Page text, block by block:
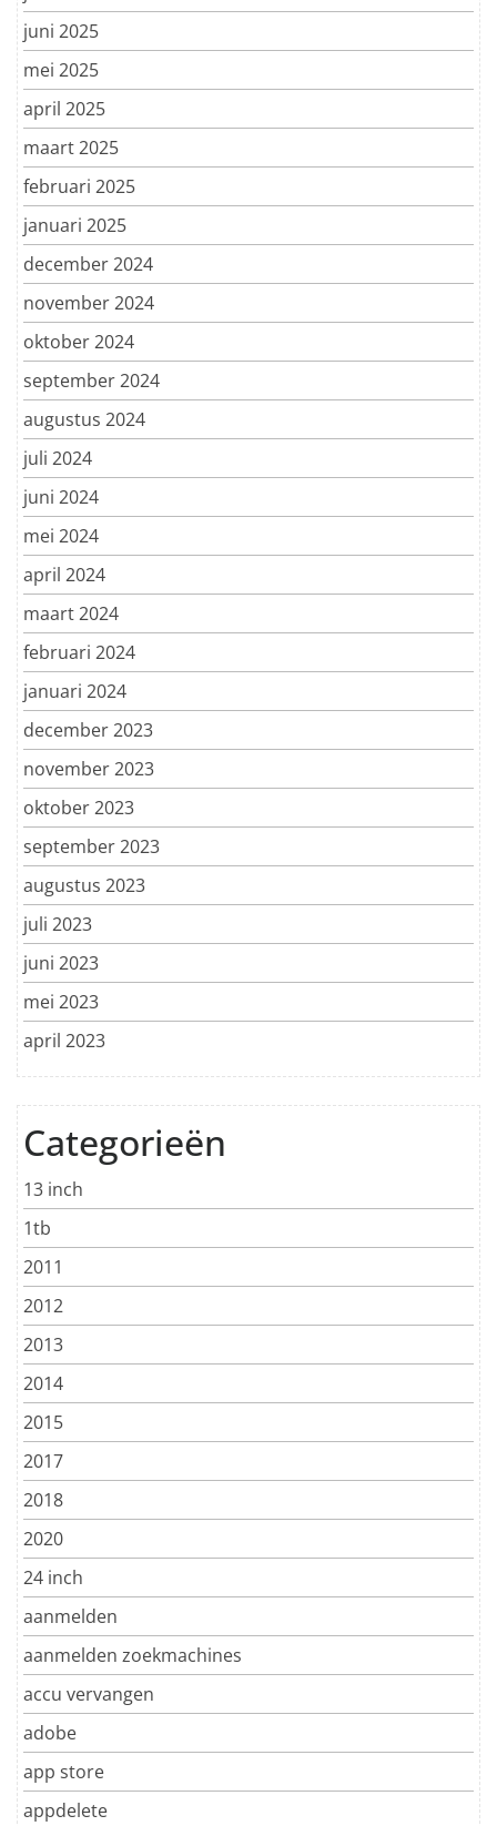
juni 2025
mei 2025
april 2025
maart 2025
februari 2025
januari 2025
december 2024
november 2024
oktober 2024
september 2024
augustus 2024
juli 2024
juni 2024
mei 2024
april 2024
maart 2024
februari 2024
januari 2024
december 2023
november 2023
oktober 2023
september 2023
augustus 2023
juli 2023
juni 2023
mei 2023
april 2023
Categorieën
13 inch
1tb
2011
2012
2013
2014
2015
2017
2018
2020
24 inch
aanmelden
aanmelden zoekmachines
accu vervangen
adobe
app store
appdelete